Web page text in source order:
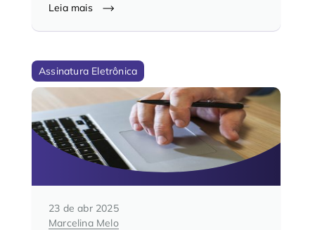
Leia mais
Assinatura Eletrônica
23 de abr 2025
Marcelina Melo